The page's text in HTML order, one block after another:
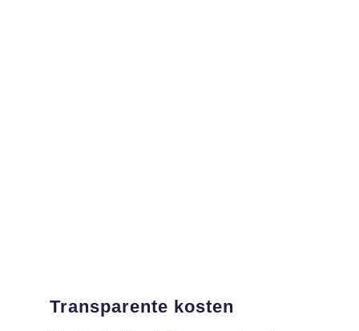
Transparente kosten